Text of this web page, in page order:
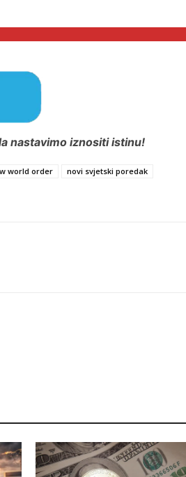
nastavimo iznositi istinu!
world order
novi svjetski poredak